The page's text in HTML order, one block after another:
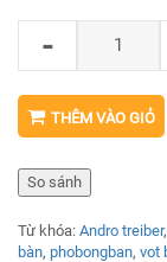
-
THÊM VÀO GIỎ
So sánh
Từ khóa: Andro treiber,
bàn, phobongban, vot